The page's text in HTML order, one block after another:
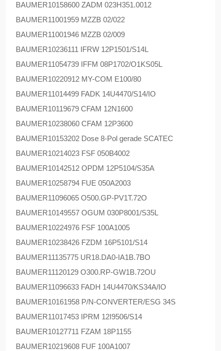
BAUMER10158600 ZADM 023H351.0012
BAUMER11001959 MZZB 02/022
BAUMER11001946 MZZB 02/009
BAUMER10236111 IFRW 12P1501/S14L
BAUMER11054739 IFFM 08P1702/O1KS05L
BAUMER10220912 MY-COM E100/80
BAUMER11014499 FADK 14U4470/S14/IO
BAUMER10119679 CFAM 12N1600
BAUMER10238060 CFAM 12P3600
BAUMER10153202 Dose 8-Pol gerade SCATEC
BAUMER10214023 FSF 050B4002
BAUMER10142512 OPDM 12P5104/S35A
BAUMER10258794 FUE 050A2003
BAUMER11096065 O500.GP-PV1T.72O
BAUMER10149557 OGUM 030P8001/S35L
BAUMER10224976 FSF 100A1005
BAUMER10238426 FZDM 16P5101/S14
BAUMER11135775 UR18.DA0-IA1B.7BO
BAUMER11120129 O300.RP-GW1B.72OU
BAUMER11096633 FADH 14U4470/KS34A/IO
BAUMER10161958 P/N-CONVERTER/ESG 34S
BAUMER11017453 IPRM 12I9506/S14
BAUMER10127711 FZAM 18P1155
BAUMER10219608 FUF 100A1007